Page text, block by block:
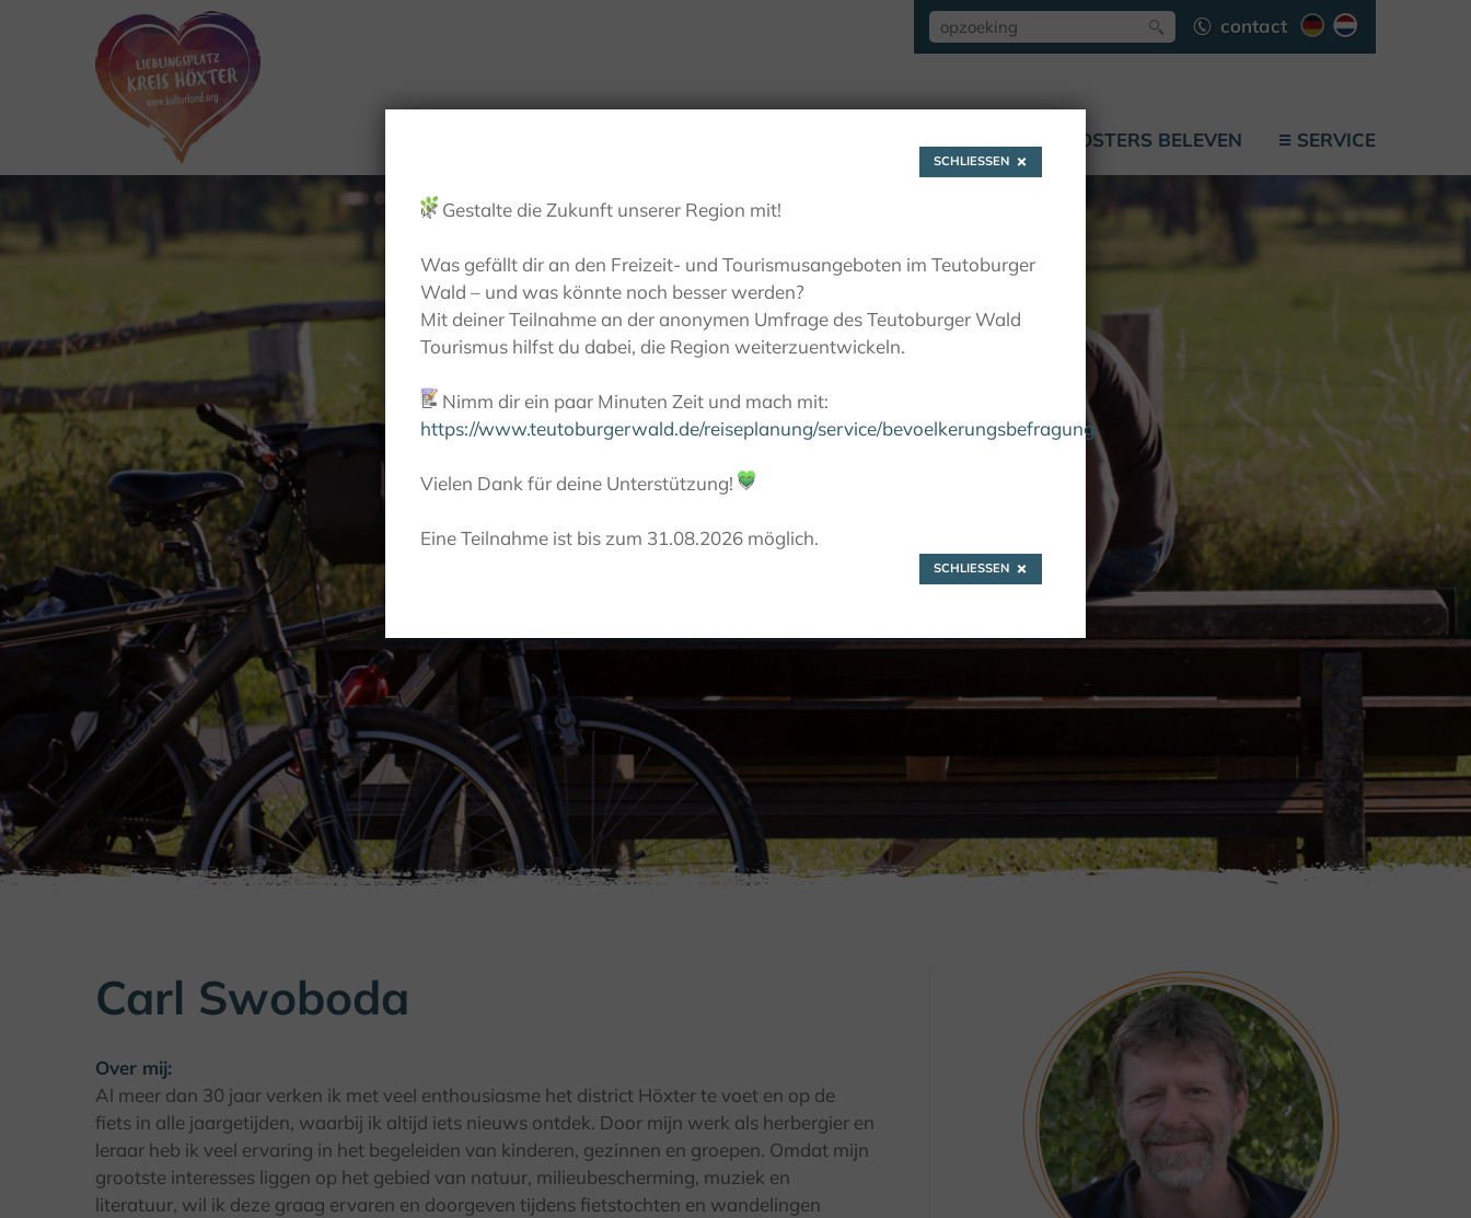
contact
KLOOSTERS BELEVEN SERVICE
Carl Swoboda
Carl Swoboda
Over mij:
Al meer dan 30 jaar verken ik met veel enthousiasme het district Höxter te voet en op de
fiets in alle jaargetijden, waarbij ik altijd iets nieuws ontdek. Door mijn werk als herbergier en
leraar heb ik veel ervaring in het begeleiden van kinderen, gezinnen en groepen. Omdat mijn
grootste interesses liggen op het gebied van natuur, milieubescherming, muziek en
literatuur, wil ik deze graag ervaren en doorgeven tijdens fietstochten en wandelingen
SCHLIESSEN
🌿 Gestalte die Zukunft unserer Region mit!
Was gefällt dir an den Freizeit- und Tourismusangeboten im Teutoburger
Wald – und was könnte noch besser werden?
Mit deiner Teilnahme an der anonymen Umfrage des Teutoburger Wald
Tourismus hilfst du dabei, die Region weiterzuentwickeln.
📝 Nimm dir ein paar Minuten Zeit und mach mit:
https://www.teutoburgerwald.de/reiseplanung/service/bevoelkerungsbefragung
Vielen Dank für deine Unterstützung! 💚
Eine Teilnahme ist bis zum 31.08.2026 möglich.
SCHLIESSEN